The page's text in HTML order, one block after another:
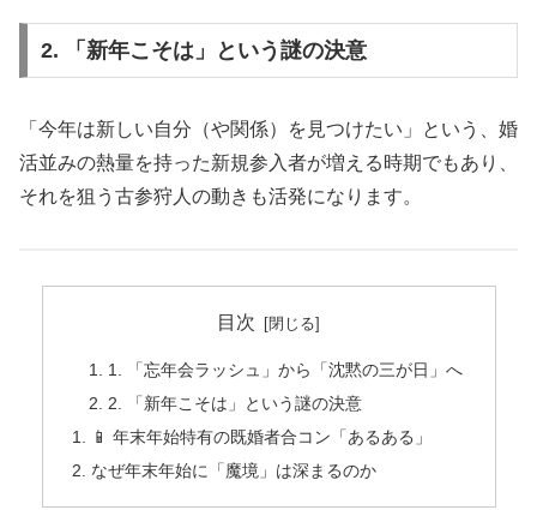
2. 「新年こそは」という謎の決意
「今年は新しい自分（や関係）を見つけたい」という、婚
活並みの熱量を持った新規参入者が増える時期でもあり、
それを狙う古参狩人の動きも活発になります。
目次
1. 「忘年会ラッシュ」から「沈黙の三が日」へ
2. 「新年こそは」という謎の決意
📱 年末年始特有の既婚者合コン「あるある」
なぜ年末年始に「魔境」は深まるのか